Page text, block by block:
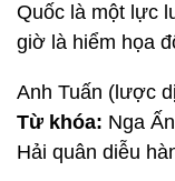
Quốc là một lực
giờ là hiểm họa
Anh Tuấn (lược
Từ khóa: Nga
Hải quân diễu